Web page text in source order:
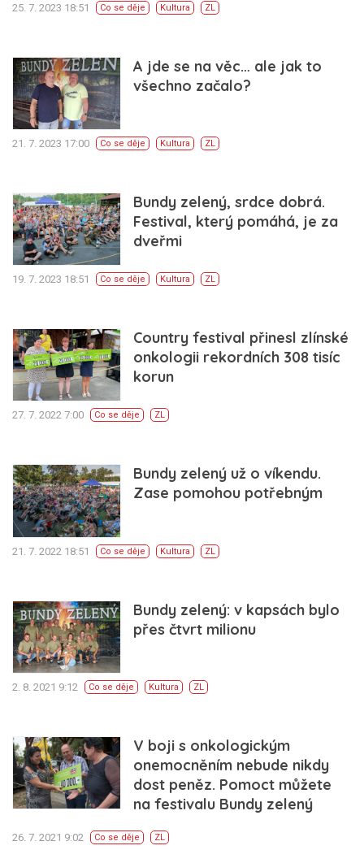
25. 7. 2023 18:51 Co se děje Kultura ZL
A jde se na věc… ale jak to
všechno začalo?
21. 7. 2023 17:00 Co se děje Kultura ZL
Bundy zelený, srdce dobrá.
Festival, který pomáhá, je za
dveřmi
19. 7. 2023 18:51 Co se děje Kultura ZL
Country festival přinesl zlínské
onkologii rekordních 308 tisíc
korun
27. 7. 2022 7:00 Co se děje ZL
Bundy zelený už o víkendu.
Zase pomohou potřebným
21. 7. 2022 18:51 Co se děje Kultura ZL
Bundy zelený: v kapsách bylo
přes čtvrt milionu
2. 8. 2021 9:12 Co se děje Kultura ZL
V boji s onkologickým
onemocněním nebude nikdy
dost peněz. Pomoct můžete
na festivalu Bundy zelený
26. 7. 2021 9:02 Co se děje ZL